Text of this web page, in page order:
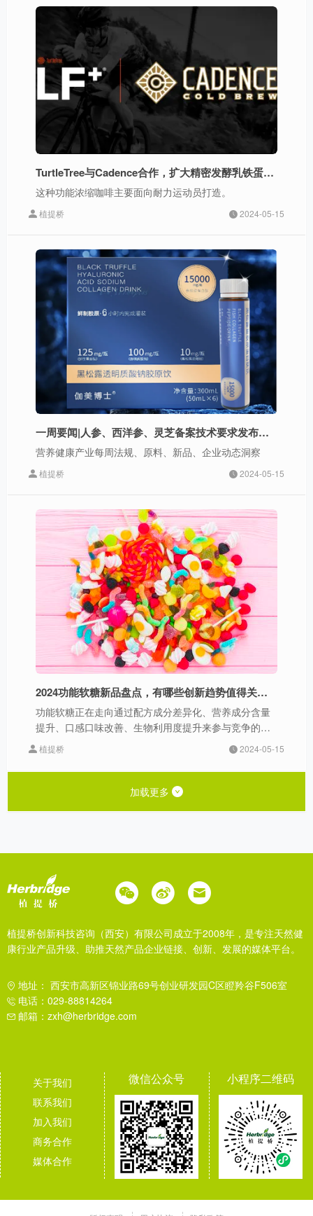
TurtleTree与Cadence合作，扩大精密发酵乳铁蛋白的新消费人群
这种功能浓缩咖啡主要面向耐力运动员打造。
植提桥 2024-05-15
一周要闻|人参、西洋参、灵芝备案技术要求发布；光明、康师傅上新；君乐宝上市首款特医产品
营养健康产业每周法规、原料、新品、企业动态洞察
植提桥 2024-05-15
2024功能软糖新品盘点，有哪些创新趋势值得关注？
功能软糖正在走向通过配方成分差异化、营养成分含量
提升、口感口味改善、生物利用度提升来参与竞争的高
质量时代。
植提桥 2024-05-15
加载更多
植提桥创新科技咨询（西安）有限公司成立于2008年，是专注天然健
康行业产品升级、助推天然产品企业链接、创新、发展的媒体平台。
地址： 西安市高新区锦业路69号创业研发园C区瞪羚谷F506室
电话：029-88814264
邮箱：zxh@herbridge.com
关于我们
联系我们
加入我们
商务合作
媒体合作
微信公众号 小程序二维码